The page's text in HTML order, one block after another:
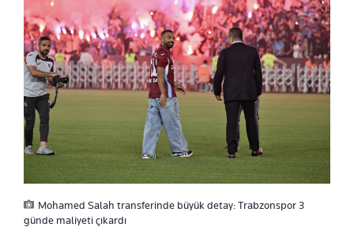
Mohamed Salah transferinde büyük detay: Trabzonspor 3
günde maliyeti çıkardı